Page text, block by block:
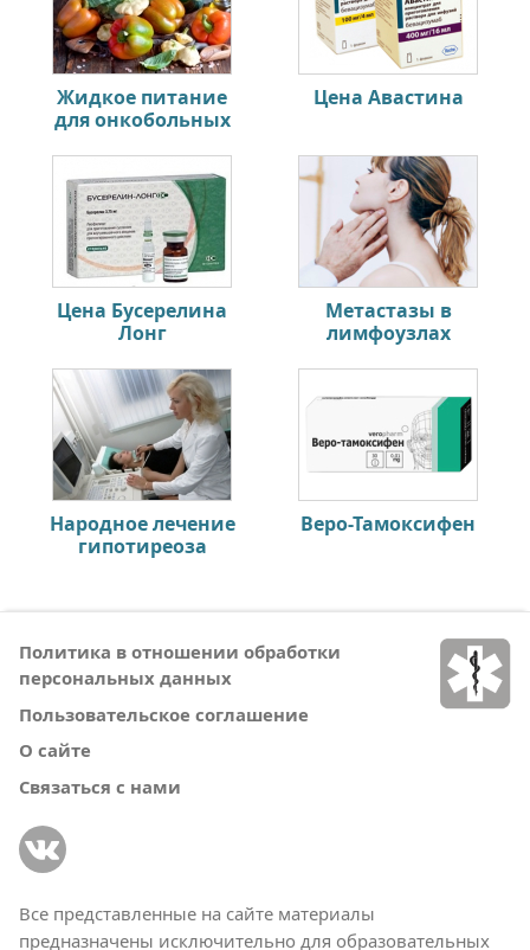
Жидкое питание
для онкобольных
Цена Авастина
Цена Бусерелина
Лонг
Метастазы в
лимфоузлах
Народное лечение
гипотиреоза
Веро-Тамоксифен
Политика в отношении обработки
персональных данных
Пользовательское соглашение
О сайте
Связаться с нами
Все представленные на сайте материалы
предназначены исключительно для образовательных